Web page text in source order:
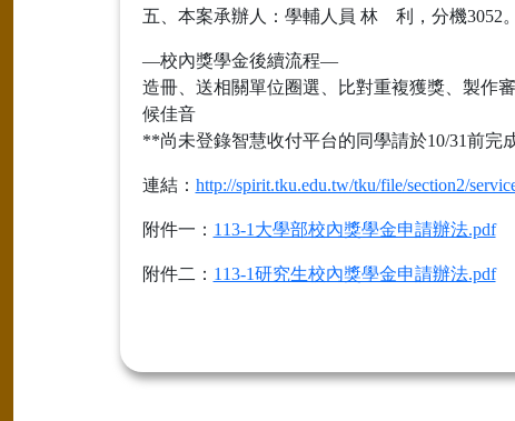
五、本案承辦人：學輔人員 林 利，分機3052。
—校內獎學金後續流程—
造冊、送相關單位圈選、比對重複獲獎、製作
候佳音
**尚未登錄智慧收付平台的同學請於10/31前完
連結： http://spirit.tku.edu.tw/tku/file/section2/
附件一： 113-1大學部校內獎學金申請辦法.pdf
附件二： 113-1研究生校內獎學金申請辦法.pdf